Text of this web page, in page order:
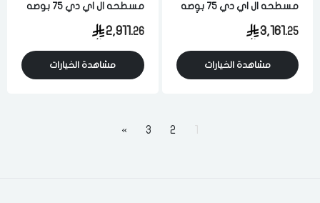
مسطحه ال اي دي 75 بوصه
إس واي فاي اسود
3,161.25
مشاهدة الخيارات
مسطحه ال اي دي 75 بوصه
واي فاي اسود
2,911.26
مشاهدة الخيارات
2
3
»